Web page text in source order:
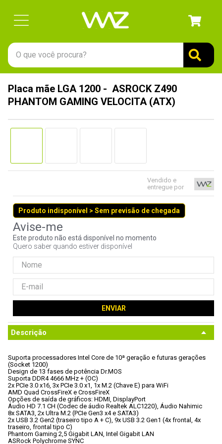
O que você procura?
Placa mãe LGA 1200 - ASROCK Z490
PHANTOM GAMING VELOCITA (ATX)
Vendido e
entregue por
Produto indisponível > Sem previsão de chegada
Este produto não está disponível no momento
Quero saber quando estiver disponível
ENVIAR
Descrição
Suporta processadores Intel Core de 10ª geração e futuras gerações
(Socket 1200)
Design de 13 fases de potência Dr.MOS
Suporta DDR4 4666 MHz + (OC)
2x PCIe 3.0 x16, 3x PCIe 3.0 x1, 1x M.2 (Chave E) para WiFi
AMD Quad CrossFireX e CrossFireX
Opções de saída de gráficos: HDMI, DisplayPort
Áudio HD 7.1 CH (Codec de áudio Realtek ALC1220), Áudio Nahimic
8x SATA3, 2x Ultra M.2 (PCIe Gen3 x4 e SATA3)
2x USB 3.2 Gen2 (traseiro tipo A + C), 9x USB 3.2 Gen1 (4x frontal, 4x
traseiro, frontal tipo C)
Phantom Gaming 2,5 Gigabit LAN, Intel Gigabit LAN
ASRock Polychrome SYNC
1º
gabinete
3º
teclado
5º
openbox
7º
jonsbo
8º
fractal
controle
10º hd